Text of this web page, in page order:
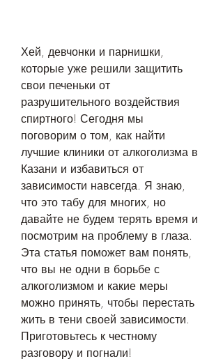
Хей, девчонки и парнишки,
которые уже решили защитить
свои печеньки от
разрушительного воздействия
спиртного! Сегодня мы
поговорим о том, как найти
лучшие клиники от алкоголизма в
Казани и избавиться от
зависимости навсегда. Я знаю,
что это табу для многих, но
давайте не будем терять время и
посмотрим на проблему в глаза.
Эта статья поможет вам понять,
что вы не одни в борьбе с
алкоголизмом и какие меры
можно принять, чтобы перестать
жить в тени своей зависимости.
Приготовьтесь к честному
разговору и погнали!